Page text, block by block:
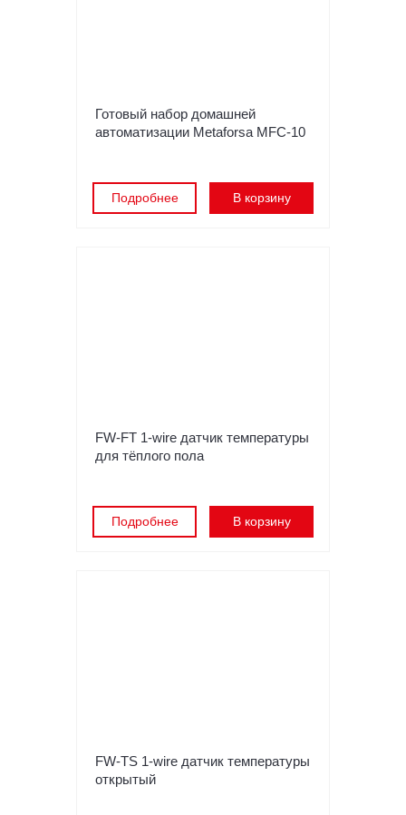
Готовый набор домашней
автоматизации Metaforsa MFC-10
Подробнее В корзину
FW-FT 1-wire датчик температуры
для тёплого пола
Подробнее В корзину
FW-TS 1-wire датчик температуры
открытый